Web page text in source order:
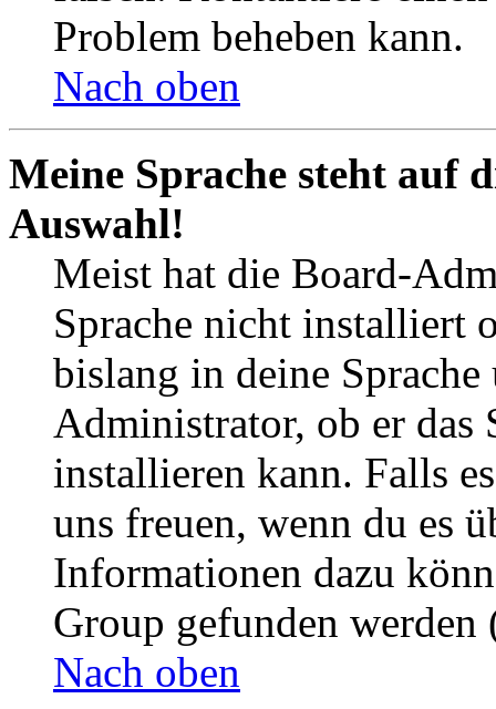
Problem beheben kann.
Nach oben
Meine Sprache steht auf
Auswahl!
Meist hat die Board-
Sprache nicht installiert
bislang in deine
Administrator, ob er das
installieren kann. Falls
uns freuen, wenn du es
Informationen dazu
Group gefunden
Nach oben